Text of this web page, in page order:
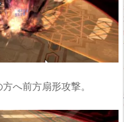
へ前方扇形攻撃。